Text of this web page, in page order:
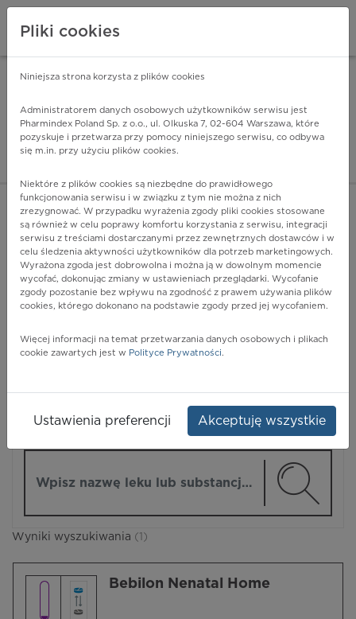
Pharmindex - lider
ZALOGUJ SIĘ
POKAŻ FILTRY
Pharmindex
Wyniki wyszukiwania (1)
Bebilon Nenatal Home
Pliki cookies
Niniejsza strona korzysta z plików cookies
Administratorem danych osobowych użytkowników serwisu jest
Pharmindex Poland Sp. z o.o., ul. Olkuska 7, 02-604 Warszawa, które
pozyskuje i przetwarza przy pomocy niniejszego serwisu, co odbywa
się m.in. przy użyciu plików cookies.
Niektóre z plików cookies są niezbędne do prawidłowego
funkcjonowania serwisu i w związku z tym nie można z nich
zrezygnować. W przypadku wyrażenia zgody pliki cookies stosowane
są również w celu poprawy komfortu korzystania z serwisu, integracji
serwisu z treściami dostarczanymi przez zewnętrznych dostawców i w
celu śledzenia aktywności użytkowników dla potrzeb marketingowych.
Wyrażona zgoda jest dobrowolna i można ją w dowolnym momencie
wycofać, dokonując zmiany w ustawieniach przeglądarki. Wycofanie
zgody pozostanie bez wpływu na zgodność z prawem używania plików
cookies, którego dokonano na podstawie zgody przed jej wycofaniem.
Więcej informacji na temat przetwarzania danych osobowych i plikach
cookie zawartych jest w Polityce Prywatności.
Ustawienia preferencji Akceptuję wszystkie
ZA DARMO - w Google Play INSTALUJ